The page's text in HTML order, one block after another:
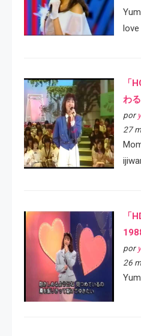
love
「
わ
por
27
「
por
26